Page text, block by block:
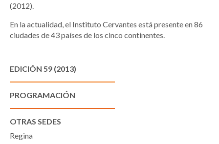
(2012).
En la actualidad, el Instituto Cervantes está presente en 86
ciudades de 43 países de los cinco continentes.
EDICIÓN 59 (2013)
PROGRAMACIÓN
OTRAS SEDES
Regina